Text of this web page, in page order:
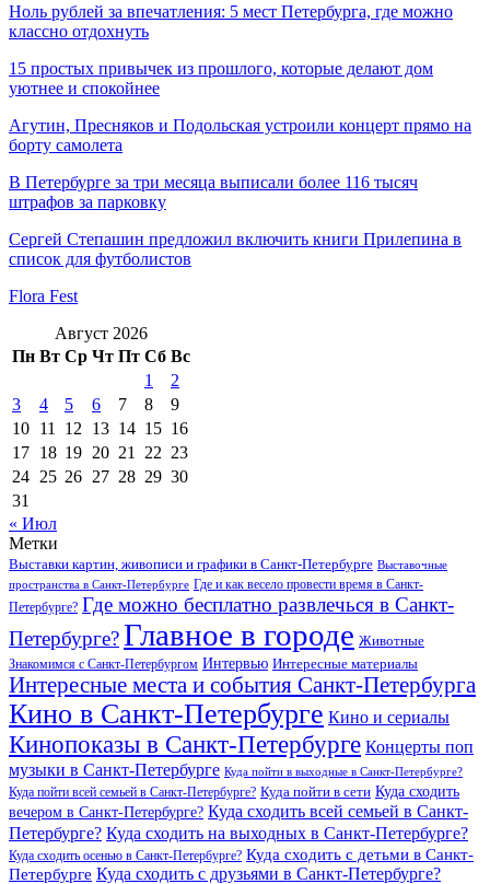
Ноль рублей за впечатления: 5 мест Петербурга, где можно
классно отдохнуть
15 простых привычек из прошлого, которые делают дом
уютнее и спокойнее
Агутин, Пресняков и Подольская устроили концерт прямо на
борту самолета
В Петербурге за три месяца выписали более 116 тысяч
штрафов за парковку
Сергей Степашин предложил включить книги Прилепина в
список для футболистов
Flora Fest
Август 2026
Пн Вт Ср Чт Пт Сб Вс
1
2
3
4 5 6 7 8
9
10 11 12 13 14 15 16
17 18 19 20 21 22 23
24 25 26 27 28 29 30
31
« Июл
Метки
Выставки картин, живописи и графики в Санкт-Петербурге Выставочные
пространства в Санкт-Петербурге Где и как весело провести время в Санкт-
Петербурге? Где можно бесплатно развлечься в Санкт-
Петербурге?Главное в городе Животные
Знакомимся с Санкт-Петербургом Интервью Интересные материалы
Интересные места и события Санкт-Петербурга
Кино в Санкт-Петербурге Кино и сериалы
Кинопоказы в Санкт-Петербурге Концерты поп
музыки в Санкт-Петербурге Куда пойти в выходные в Санкт-Петербурге?
Куда пойти всей семьей в Санкт-Петербурге? Куда пойти в сети Куда сходить
вечером в Санкт-Петербурге? Куда сходить всей семьей в Санкт-
Петербурге? Куда сходить на выходных в Санкт-Петербурге?
Куда сходить осенью в Санкт-Петербурге? Куда сходить с детьми в Санкт-
Петербурге Куда сходить с друзьями в Санкт-Петербурге?